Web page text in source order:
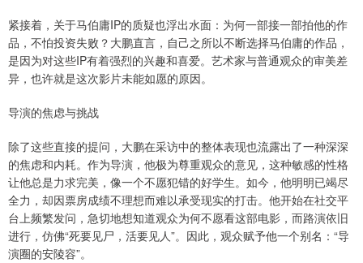
紧接着，关于马伯庸IP的质疑也浮出水面：为何一部接一部拍他的作
品，不怕投资失败？大鹏直言，自己之所以不断选择马伯庸的作品，
是因为对这些IP有着强烈的兴趣和喜爱。艺术家与普通观众的审美差
异，也许就是这次影片未能如愿的原因。
导演的焦虑与挑战
除了这些直接的提问，大鹏在采访中的整体表现也流露出了一种深深
的焦虑和内耗。作为导演，他极为尊重观众的意见，这种敏感的性格
让他总是力求完美，像一个不愿犯错的好学生。如今，他明明已竭尽
全力，却因票房成绩不理想而难以承受现实的打击。他开始在社交平
台上频繁发问，急切地想知道观众为何不愿看这部电影，而路演依旧
进行，仿佛“死要见尸，活要见人”。因此，观众赋予他一个别名：“导
演圈的安陵容”。